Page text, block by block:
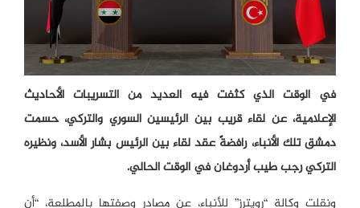
في الوقت الذي كثفت فيه العديد من التسريبات الأحاديث
الإعلامية، عن لقاء قريب بين الرئيسين السوري والتركي، حسمت
دمشق تلك الأنباء، رافضةً عقد لقاء بين الرئيس بشار الأسد، ونظيره
التركي رجب طيب أردوغان في الوقت الحالي.
ونقلت وكالة “رويترز” للأنباء، عن مصادر وصفتها بالمطلعة، “أن